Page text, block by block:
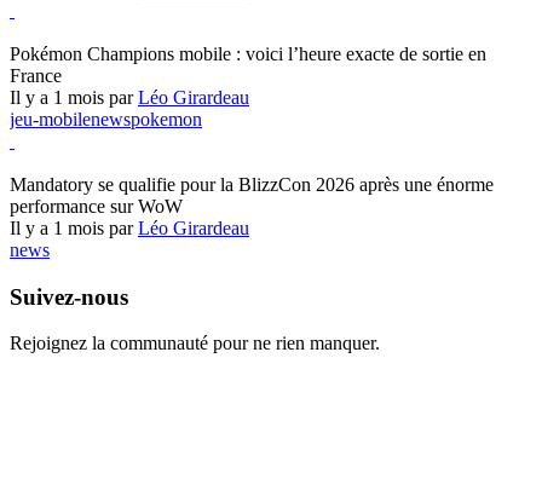
Pokémon Champions mobile : voici l’heure exacte de sortie en
France
Il y a 1 mois parLéo Girardeau
jeu-mobilenewspokemon
Mandatory se qualifie pour la BlizzCon 2026 après une énorme
performance sur WoW
Il y a 1 mois parLéo Girardeau
news
Suivez-nous
Rejoignez la communauté pour ne rien manquer.